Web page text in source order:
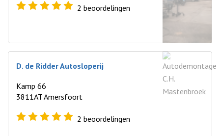
2 beoordelingen
D. de Ridder Autosloperij
Kamp 66
3811AT Amersfoort
2 beoordelingen